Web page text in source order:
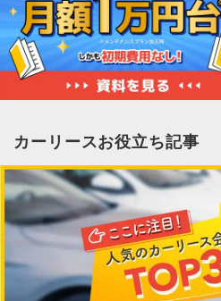
カーリースお役立ち記事